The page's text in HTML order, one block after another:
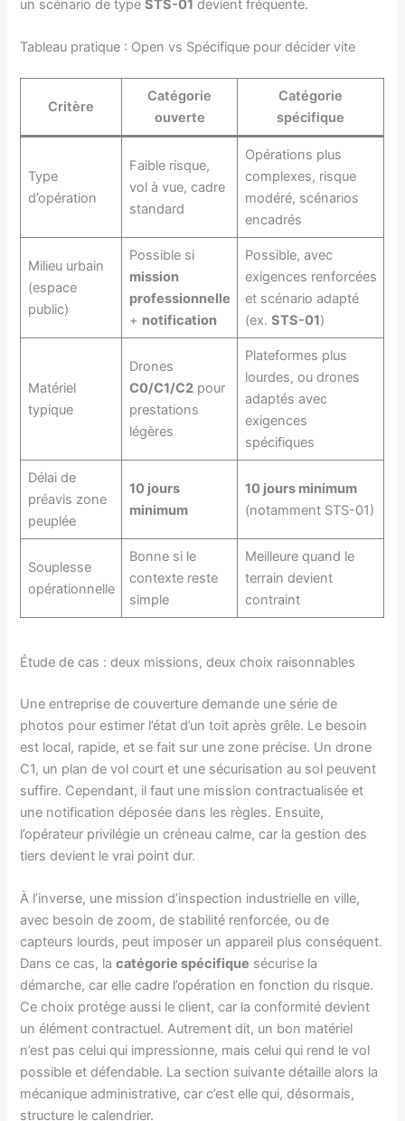
un scénario de typeSTS-01 devient fréquente.
Tableau pratique : Open vs Spécifique pour décider vite
Critère
Catégorie
ouverte
Catégorie
spécifique
Type
d’opération
Faible risque,
vol à vue, cadre
standard
Opérations plus
complexes, risque
modéré, scénarios
encadrés
Milieu urbain
(espace
public)
Possible si
mission
professionnelle
+ notification
Possible, avec
exigences renforcées
et scénario adapté
(ex. STS-01)
Matériel
typique
Drones
C0/C1/C2pour
prestations
légères
Plateformes plus
lourdes, ou drones
adaptés avec
exigences
spécifiques
Délai de
préavis zone
peuplée
10 jours
minimum
10 jours minimum
(notamment STS-01)
Souplesse
opérationnelle
Bonne si le
contexte reste
simple
Meilleure quand le
terrain devient
contraint
Étude de cas : deux missions, deux choix raisonnables
Une entreprise de couverture demande une série de
photos pour estimer l’état d’un toit après grêle. Le besoin
est local, rapide, et se fait sur une zone précise. Un drone
C1, un plan de vol court et une sécurisation au sol peuvent
suffire. Cependant, il faut une mission contractualisée et
une notification déposée dans les règles. Ensuite,
l’opérateur privilégie un créneau calme, car la gestion des
tiers devient le vrai point dur.
À l’inverse, une mission d’inspection industrielle en ville,
avec besoin de zoom, de stabilité renforcée, ou de
capteurs lourds, peut imposer un appareil plus conséquent.
Dans ce cas, lacatégorie spécifique sécurise la
démarche, car elle cadre l’opération en fonction du risque.
Ce choix protège aussi le client, car la conformité devient
un élément contractuel. Autrement dit, un bon matériel
n’est pas celui qui impressionne, mais celui qui rend le vol
possible et défendable. La section suivante détaille alors la
mécanique administrative, car c’est elle qui, désormais,
structure le calendrier.